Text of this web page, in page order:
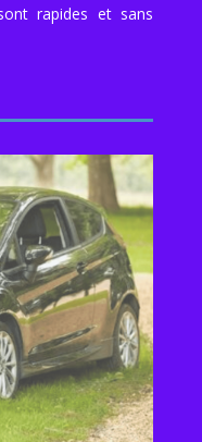
rapides et sans